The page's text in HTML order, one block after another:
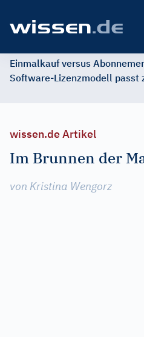
Einmalkauf versus
Software-Lizenzmodell passt
wissen.de Artikel
Im Brunnen der
von Kristina Wengorz